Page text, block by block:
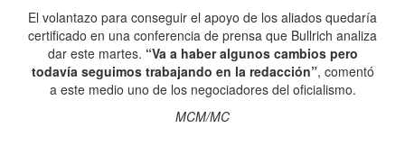
El volantazo para conseguir el apoyo de los aliados quedaría
certificado en una conferencia de prensa que Bullrich analiza
dar este martes. “Va a haber algunos cambios pero
todavía seguimos trabajando en la redacción”, comentó
a este medio uno de los negociadores del oficialismo.
MCM/MC